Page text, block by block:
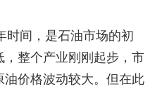
时间，是石油市场的初
整个产业刚刚起步，市
价格波动较大。但在此